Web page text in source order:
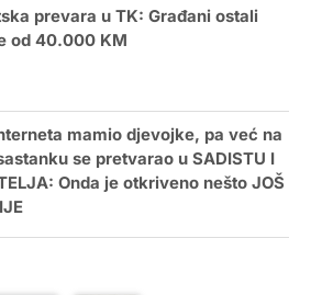
prevara u TK: Građani ostali
od 40.000 KM
mamio djevojke, pa već na
se pretvarao u SADISTU I
Onda je otkriveno nešto JOŠ